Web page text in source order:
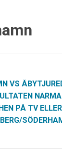
IF I
NÄRMAST I
TV ELLER ONLINE